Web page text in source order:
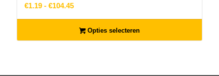
€1.19 - €104.45Prijsklasse:
€1.19
tot
€104.45
Opties selecteren